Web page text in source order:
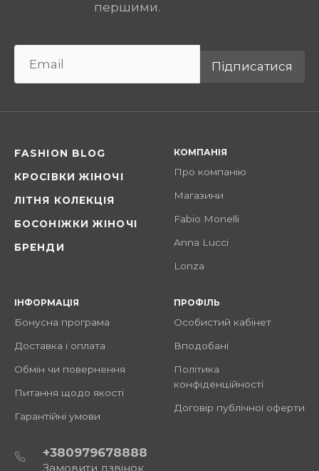
першими.
Підписатися
FASHION BLOG
КРОСІВКИ ЖІНОЧІ
ЛІТНЯ КОЛЕКЦІЯ
БОСОНІЖКИ ЖІНОЧІ
БРЕНДИ
КОМПАНІЯ
Про компанію
Магазини
Fabio Monelli
Anna Lucci
Lonza
ІНФОРМАЦІЯ
Бонусна програма
Доставка і оплата
Обмін чи повернення
Питання щодо якості
Гарантійні умови
ПРОФІЛЬ
Особистий кабінет
Вподобані
Політика
конфіденційності
Договір публічної оферти
+380979678888
Замовити дзвінок